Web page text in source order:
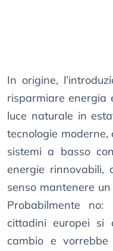
In origine,
risparmiare energia
luce naturale in
tecnologie moderne,
sistemi a basso
energie rinnovabili,
senso mantenere
Probabilmente
cittadini europei si
cambio e vorrebbe